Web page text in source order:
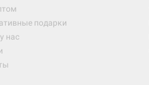
подарки
нас
игра Hobby World Берсерк.